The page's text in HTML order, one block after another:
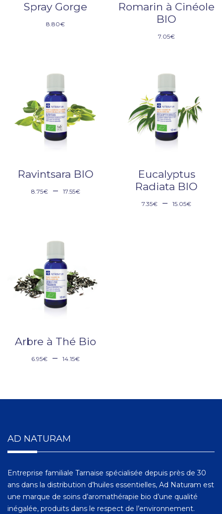
Spray Gorge
8.80€
Romarin à Cinéole
BIO
7.05€
Ravintsara BIO
8.75€ – 17.55€
Eucalyptus
Radiata BIO
7.35€ – 15.05€
Arbre à Thé Bio
6.95€ – 14.15€
AD NATURAM
Entreprise familiale Tarnaise spécialisée depuis près de 30
ans dans la distribution d’huiles essentielles, Ad Naturam est
une marque de soins d’aromathérapie bio d’une qualité
inégalée, produits dans le respect de l’environnement.